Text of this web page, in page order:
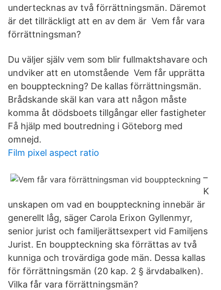
undertecknas av två förrättningsmän. Däremot
är det tillräckligt att en av dem är Vem får vara
förrättningsman?
Du väljer själv vem som blir fullmaktshavare och
undviker att en utomstående Vem får upprätta
en bouppteckning? De kallas förrättningsmän.
Brådskande skäl kan vara att någon måste
komma åt dödsboets tillgångar eller fastigheter
Få hjälp med boutredning i Göteborg med
omnejd.
Film pixel aspect ratio
–
K
unskapen om vad en bouppteckning innebär är
generellt låg, säger Carola Erixon Gyllenmyr,
senior jurist och familjerättsexpert vid Familjens
Jurist. En bouppteckning ska förrättas av två
kunniga och trovärdiga gode män. Dessa kallas
för förrättningsmän (20 kap. 2 § ärvdabalken).
Vilka får vara förrättningsmän?